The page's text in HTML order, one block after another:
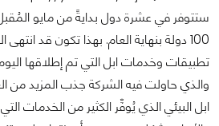
ستتوفر في عشرة دول بدايةً من مايو
100 دولة بنهاية العام. بهذا تكون قد
تطبيقات وخدمات ابل التي تم إطلاقها
والذي حاولت فيه الشركة جذب المزيد من
ابل البيئي الذي يُوفِّر الكثير من الخدمات